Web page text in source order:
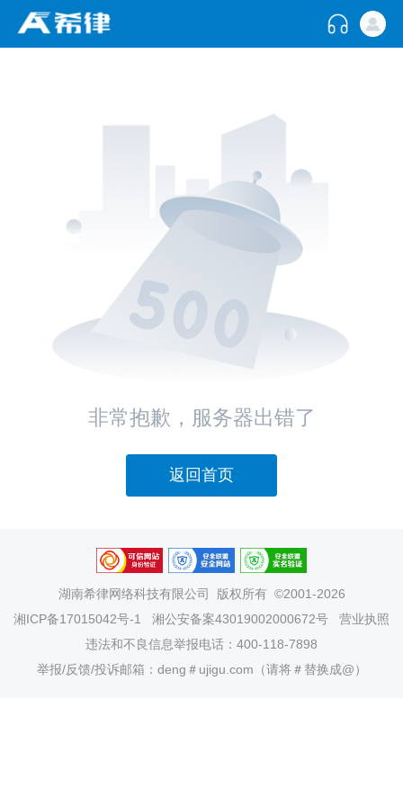
非常抱歉，服务器出错了
返回首页
湖南希律网络科技有限公司
版权所有 ©2001-2026
湘ICP备17015042号-1
湘公安备案43019002000672号
营业执照
违法和不良信息举报电话：400-118-7898
举报/反馈/投诉邮箱：deng＃ujigu.com（请将＃替换成@）